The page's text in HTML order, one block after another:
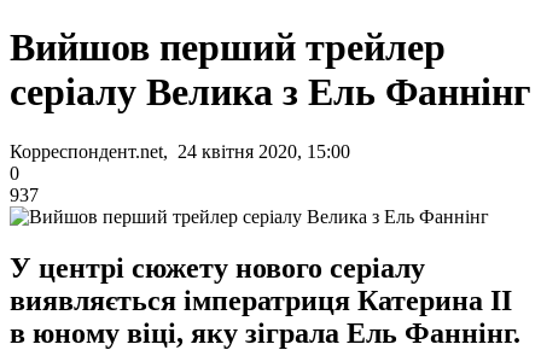
Вийшов перший трейлер
серіалу Велика з Ель Фаннінг
Корреспондент.net, 24 квітня 2020, 15:00
0
937
У центрі сюжету нового серіалу
виявляється імператриця Катерина II
в юному віці, яку зіграла Ель Фаннінг.